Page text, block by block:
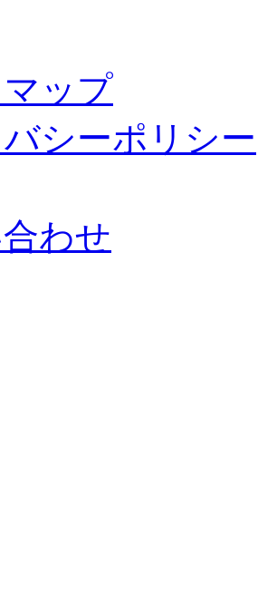
ップ
シーポリシー
わせ